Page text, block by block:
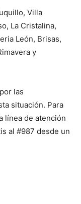
Villa
La Cristalina,
León, Brisas,
y
las
situación. Para
línea de atención
al #987 desde un